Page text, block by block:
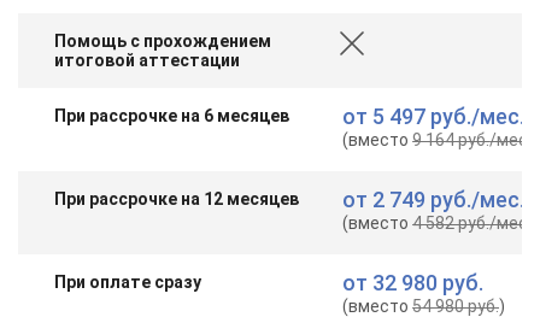
Помощь с прохождением
итоговой аттестации
При рассрочке на 6 месяцев от 5 497 руб./мес.
(вместо9 164 руб./мес.
При рассрочке на 12 месяцев от 2 749 руб./мес.
(вместо4 582 руб./мес.
При оплате сразу от 32 980 руб.
(вместо54 980 руб.)